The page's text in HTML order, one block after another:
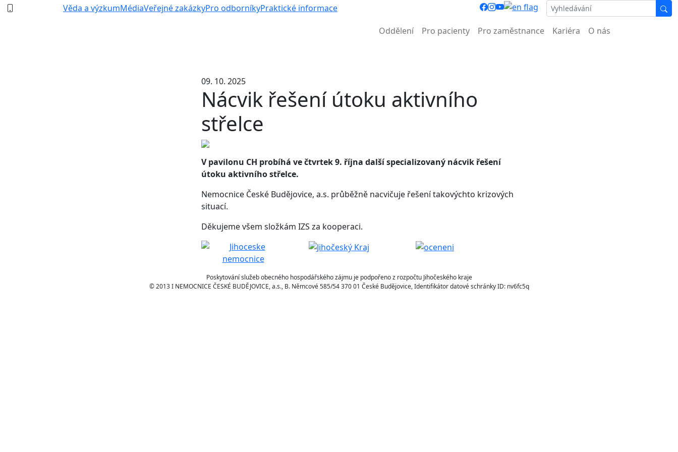
Věda a výzkumMédiaVeřejné zakázkyPro odborníkyPraktické informace
Oddělení Pro pacienty Pro zaměstnance Kariéra O nás
09. 10. 2025
Nácvik řešení útoku aktivního
střelce
V pavilonu CH probíhá ve čtvrtek 9. října další specializovaný nácvik řešení
útoku aktivního střelce.
Nemocnice České Budějovice, a.s. průběžně nacvičuje řešení takovýchto krizových
situací.
Děkujeme všem složkám IZS za kooperaci.
Poskytování služeb obecného hospodářského zájmu je podpořeno z rozpočtu Jihočeského kraje
© 2013 I NEMOCNICE ČESKÉ BUDĚJOVICE, a.s., B. Němcové 585/54 370 01 České Budějovice, Identifikátor datové schránky ID: nv6fc5q